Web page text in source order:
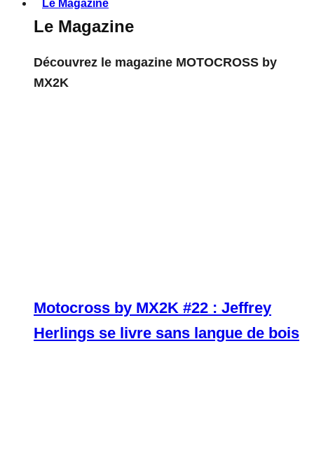
Le Magazine
Le Magazine
Découvrez le magazine MOTOCROSS by
MX2K
Motocross by MX2K #22 : Jeffrey
Herlings se livre sans langue de bois